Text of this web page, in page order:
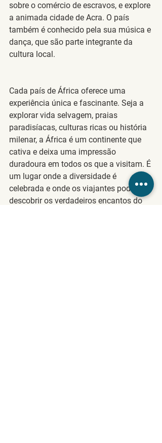
sobre o comércio de escravos, e explore
a animada cidade de Acra. O país
também é conhecido pela sua música e
dança, que são parte integrante da
cultura local.
Cada país de África oferece uma
experiência única e fascinante. Seja a
explorar vida selvagem, praias
paradisíacas, culturas ricas ou história
milenar, a África é um continente que
cativa e deixa uma impressão
duradoura em todos os que a visitam. É
um lugar onde a diversidade é
celebrada e onde os viajantes podem
descobrir os verdadeiros encantos do